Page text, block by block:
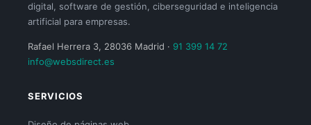
digital, software de gestión, ciberseguridad e inteligencia
artificial para empresas.
Rafael Herrera 3, 28036 Madrid · 91 399 14 72
info@websdirect.es
SERVICIOS